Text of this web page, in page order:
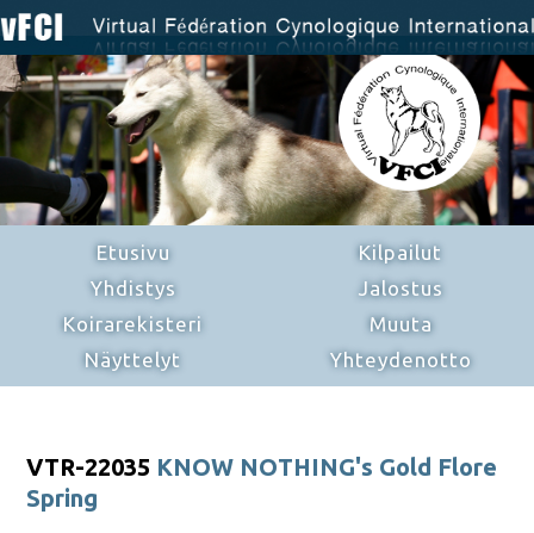
Etusivu
Yhdistys
Koirarekisteri
Näyttelyt
Kilpailut
Jalostus
Muuta
Yhteydenotto
VTR-22035 KNOW NOTHING's Gold Flore
Spring